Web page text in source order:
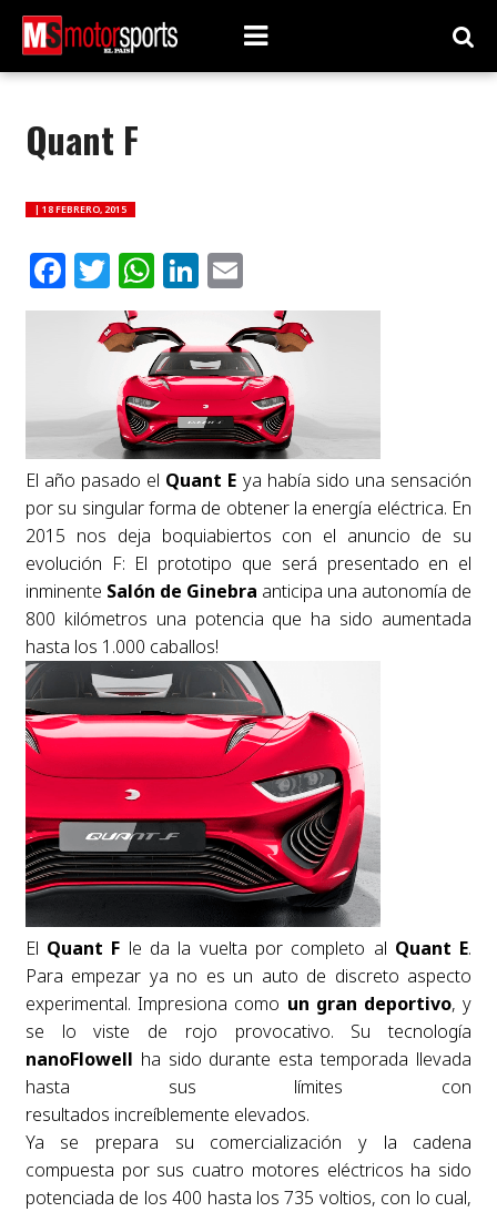
Quant F
| 18 FEBRERO, 2015
Facebook
Twitter
WhatsApp
LinkedIn
Email
El año pasado el Quant E ya había sido una sensación
por su singular forma de obtener la energía eléctrica. En
2015 nos deja boquiabiertos con el anuncio de su
evolución F: El prototipo que será presentado en el
inminente Salón de Ginebra anticipa una autonomía de
800 kilómetros una potencia que ha sido aumentada
hasta los 1.000 caballos!
El Quant F le da la vuelta por completo al Quant E.
Para empezar ya no es un auto de discreto aspecto
experimental. Impresiona como un gran deportivo, y
se lo viste de rojo provocativo. Su tecnología
nanoFlowell ha sido durante esta temporada llevada
hasta sus límites con
resultados increíblemente elevados.
Ya se prepara su comercialización y la cadena
compuesta por sus cuatro motores eléctricos ha sido
potenciada de los 400 hasta los 735 voltios, con lo cual,